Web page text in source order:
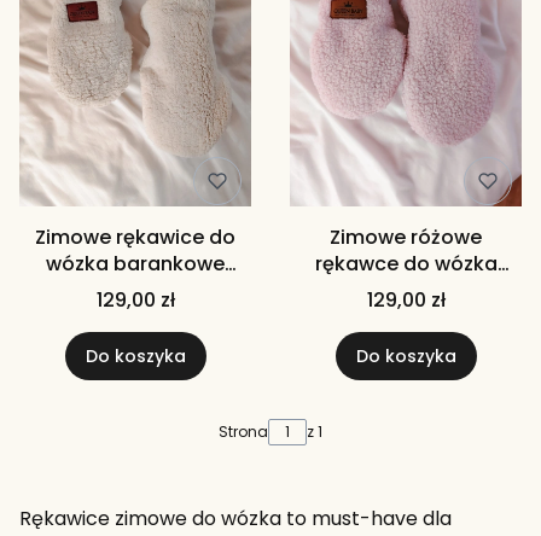
Zimowe rękawice do
wózka barankowe
teddy białe rękawiczki
do wózka
129,00 zł
Do koszyka
Zimowe różowe
rękawce do wózka
barankowe teddy
różowe rękawice mufka
do wózka
129,00 zł
Do koszyka
Strona z 1
Rękawice zimowe do wózka to must-have dla